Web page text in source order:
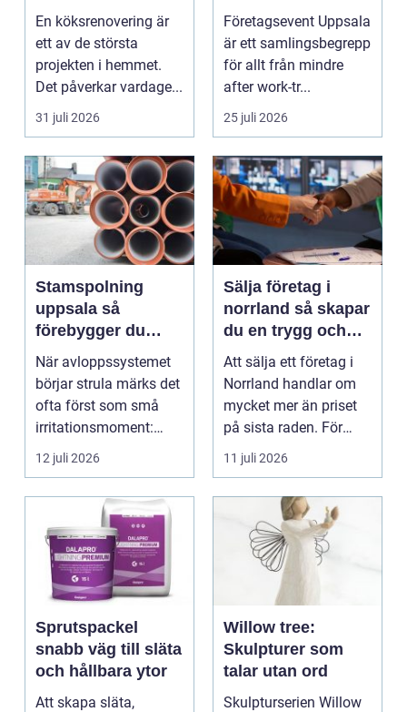
ett smartare kök
En köksrenovering är
ett av de största
projekten i hemmet.
Det påverkar vardage...
31 juli 2026
möten som bygger
starkare team
Företagsevent Uppsala
är ett samlingsbegrepp
för allt från mindre
after work-tr...
25 juli 2026
Stamspolning
uppsala så
förebygger du
stopp och
vattenskador i
fastigheten
När avloppssystemet
börjar strula märks det
ofta först som små
irritationsmoment:
långsam avrinning ...
12 juli 2026
Sälja företag i
norrland så skapar
du en trygg och
lönsam affär
Att sälja ett företag i
Norrland handlar om
mycket mer än priset
på sista raden. För
många entrepren...
11 juli 2026
Sprutspackel
snabb väg till släta
och hållbara ytor
Att skapa släta,
Willow tree:
Skulpturer som
talar utan ord
Skulpturserien Willow